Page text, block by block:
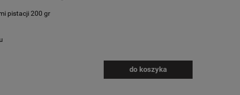
pistacji 200 gr
do koszyka